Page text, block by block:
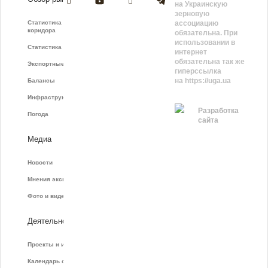
Статистика зернового
коридора
Статистика фрахта
Экспортные показатели
Балансы
Инфраструктура
Погода
Медиа
Новости
Мнения экспертов
Фото и видео
Деятельность
Проекты и инициативы
Календарь событий
на Украинскую
зерновую
ассоциацию
обязательна. При
использовании в
интернет
обязательна так же
гиперссылка
на https://uga.ua
Разработка
сайта